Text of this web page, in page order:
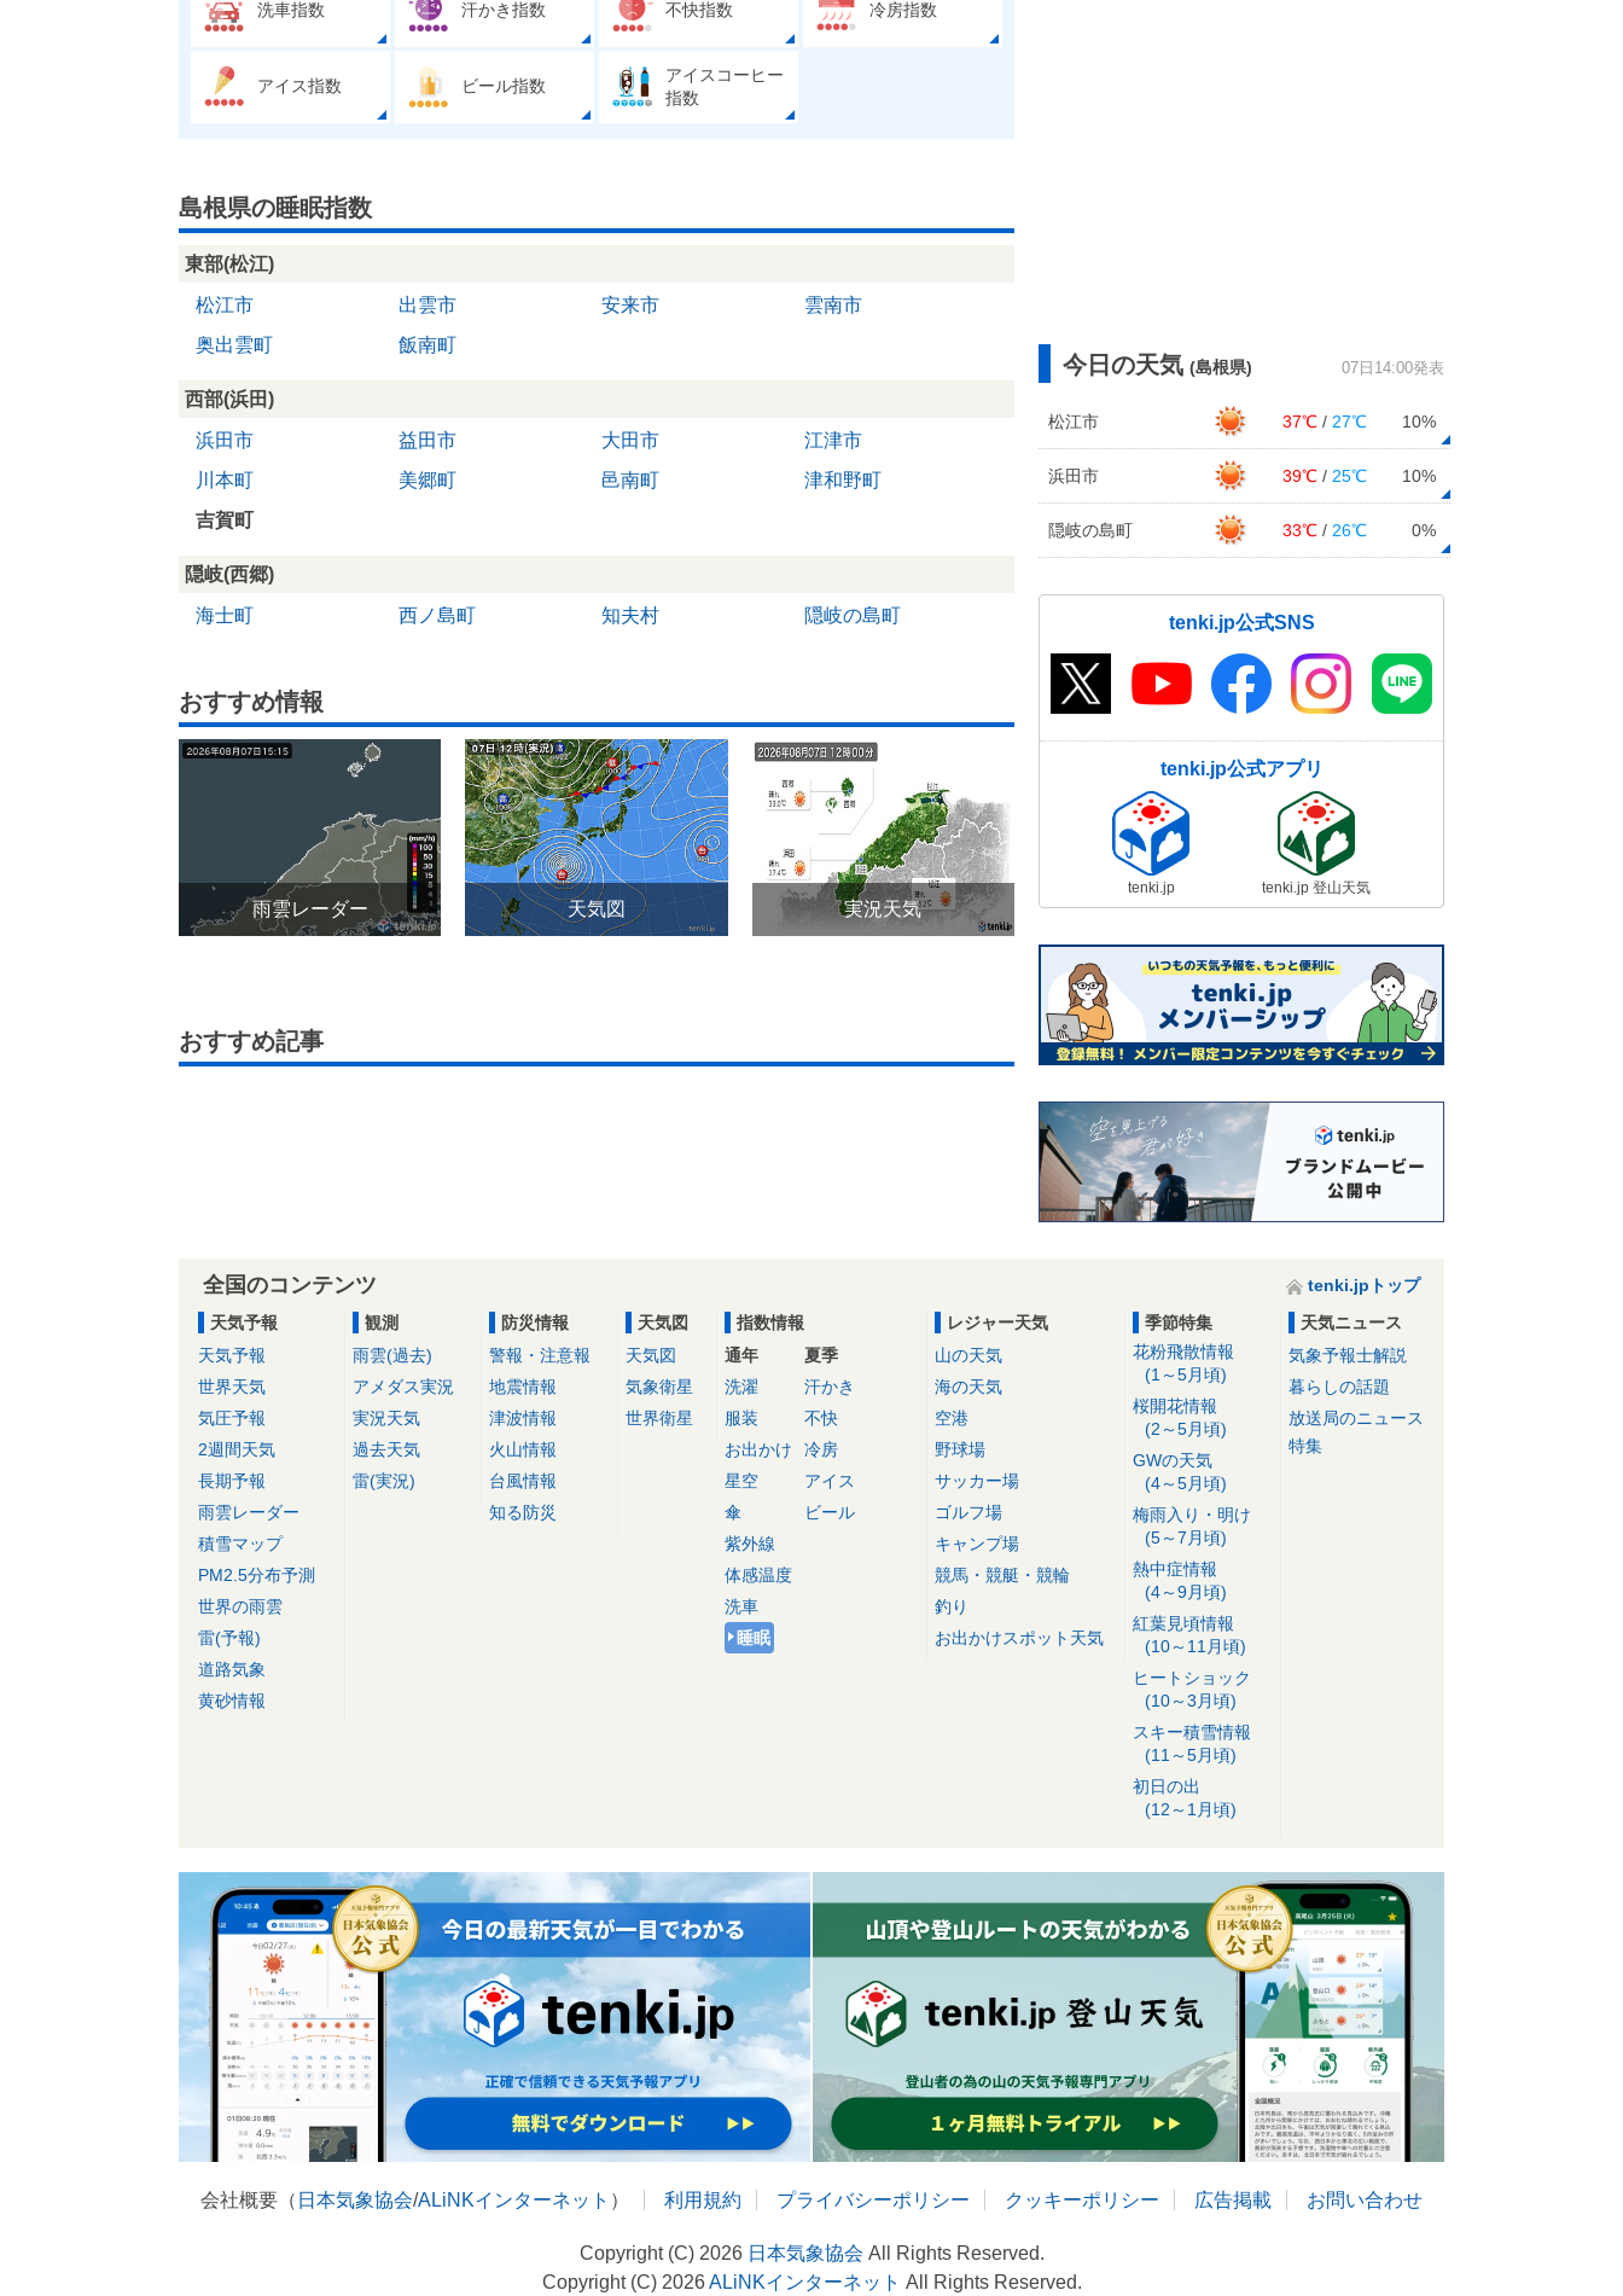
洗車指数 汗かき指数 不快指数 冷房指数
アイス指数 ビール指数
アイスコーヒー
指数
島根県の睡眠指数
東部(松江)
松江市
出雲市 安来市
雲南市
奥出雲町
飯南町
西部(浜田)
浜田市
益田市 大田市
江津市
川本町
美郷町 邑南町
津和野町
吉賀町
隠岐(西郷)
海士町
西ノ島町 知夫村 隠岐の島町
おすすめ情報
雨雲レーダー 天気図 実況天気
おすすめ記事
今日の天気 (島根県) 07日14:00発表
松江市 37℃ / 27℃ 10%
浜田市 39℃ / 25℃ 10%
隠岐の島町 33℃ / 26℃ 0%
tenki.jp公式SNS
tenki.jp公式アプリ
tenki.jp tenki.jp 登山天気
全国のコンテンツ
tenki.jpトップ
天気予報
天気予報
世界天気
気圧予報
2週間天気
長期予報
雨雲レーダー
積雪マップ
PM2.5分布予測
世界の雨雲
雷(予報)
道路気象
黄砂情報
観測
雨雲(過去)
アメダス実況
実況天気
過去天気
雷(実況)
防災情報
警報・注意報
地震情報
津波情報
火山情報
台風情報
知る防災
天気図
天気図
気象衛星
世界衛星
指数情報
通年
洗濯
服装
お出かけ
星空
傘
紫外線
体感温度
洗車
睡眠
夏季
汗かき
不快
冷房
アイス
ビール
レジャー天気
山の天気
海の天気
空港
野球場
サッカー場
ゴルフ場
キャンプ場
競馬・競艇・競輪
釣り
お出かけスポット天気
季節特集
花粉飛散情報
(1～5月頃)
桜開花情報
(2～5月頃)
GWの天気
(4～5月頃)
梅雨入り・明け
(5～7月頃)
熱中症情報
(4～9月頃)
紅葉見頃情報
(10～11月頃)
ヒートショック
(10～3月頃)
スキー積雪情報
(11～5月頃)
初日の出
(12～1月頃)
天気ニュース
気象予報士解説
暮らしの話題
放送局のニュース
特集
会社概要（ 日本気象協会/ALiNKインターネット ） 利用規約 プライバシーポリシー クッキーポリシー 広告掲載 お問い合わせ
Copyright (C) 2026 日本気象協会 All Rights Reserved.
Copyright (C) 2026ALiNKインターネット All Rights Reserved.